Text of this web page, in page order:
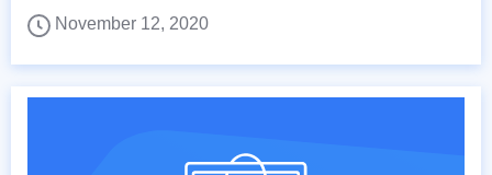
November 12, 2020